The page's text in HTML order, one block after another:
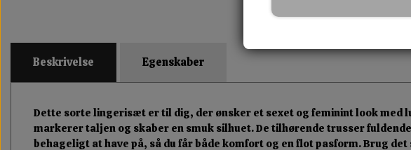
Beskrivelse Egenskaber
Dette sorte lingerisæt er til dig, der ønsker et sexet og feminint look
markerer taljen og skaber en smuk silhuet. De tilhørende trusser
behageligt at have på, så du får både komfort og en flot pasform. Brug